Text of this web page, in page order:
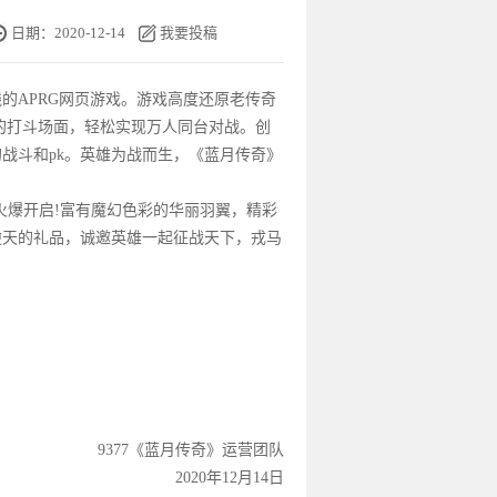
日期：2020-12-14 我要投稿
APRG网页游戏。 游戏高度还原老传奇
斗场面，轻松实现万人同台对战。创
斗和pk。英雄为战而生，《蓝月传奇》
爆开启!富有魔幻色彩的华丽羽翼，精彩
的礼品，诚邀英雄一起征战天 下，戎马
9377《蓝月传奇》运营团队
2020年12月14日